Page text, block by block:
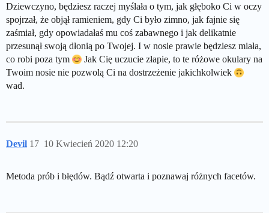
Dziewczyno, będziesz raczej myślała o tym, jak głęboko Ci w oczy
spojrzał, że objął ramieniem, gdy Ci było zimno, jak fajnie się
zaśmiał, gdy opowiadałaś mu coś zabawnego i jak delikatnie
przesunął swoją dłonią po Twojej. I w nosie prawie będziesz miała,
co robi poza tym
Jak Cię uczucie złapie, to te różowe okulary na
Twoim nosie nie pozwolą Ci na dostrzeżenie jakichkolwiek
wad.
Devil 10 Kwiecień 2020 12:20
17
Metoda prób i błędów. Bądź otwarta i poznawaj różnych facetów.